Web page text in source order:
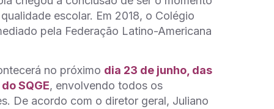
escolar. Em 2018, o Colégio
pela Federação Latino-Americana
no próximo dia 23 de junho, das
SQGE, envolvendo todos os
De acordo com o diretor geral, Juliano